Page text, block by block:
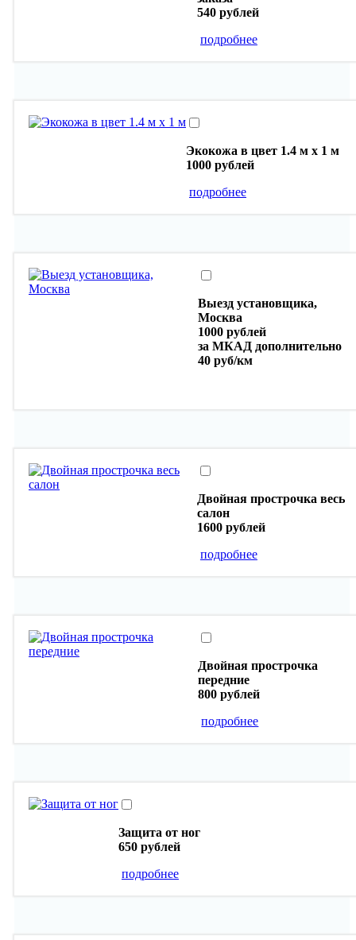
540 рублей
подробнее
Экокожа в цвет 1.4 м х 1 м
1000 рублей
подробнее
Выезд установщика,
Москва
1000 рублей
за МКАД дополнительно
40 руб/км
Двойная прострочка весь
салон
1600 рублей
подробнее
Двойная прострочка
передние
800 рублей
подробнее
Защита от ног
650 рублей
подробнее